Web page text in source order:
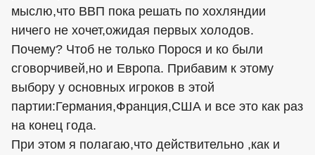
мыслю,что ВВП пока решать по хохляндии
ничего не хочет,ожидая первых холодов.
Почему? Чтоб не только Порося и ко были
сговорчивей,но и Европа. Прибавим к этому
выбору у основных игроков в этой
партии:Германия,Франция,США и все это как раз
на конец года.
При этом я полагаю,что действительно ,как и